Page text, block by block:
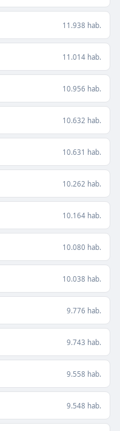
11.938 hab.
11.014 hab.
10.956 hab.
10.632 hab.
10.631 hab.
10.262 hab.
10.164 hab.
10.080 hab.
10.038 hab.
9.776 hab.
9.743 hab.
9.558 hab.
9.548 hab.